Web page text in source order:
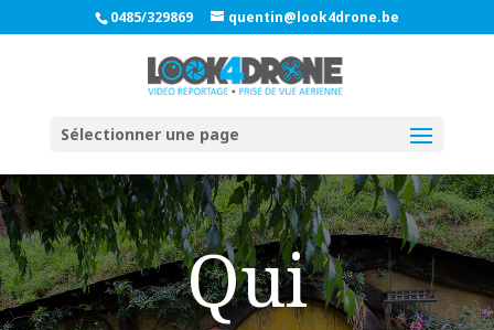
0485/329869 quentin@look4drone.be
Sélectionner une page
Qui